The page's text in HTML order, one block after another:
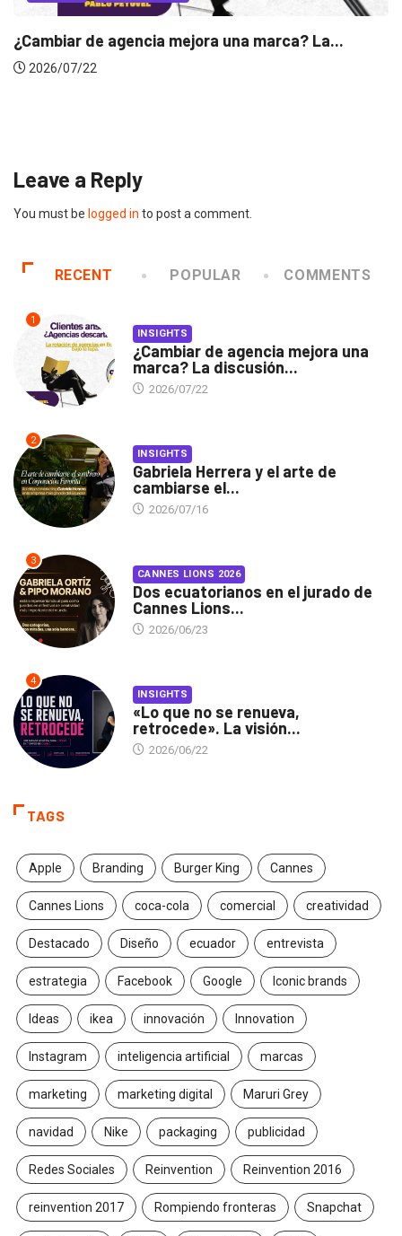
INSIGHTS
Leave a Reply
You must be logged in to post a comment.
RECENT POPULAR COMMENTS
1
INSIGHTS
¿Cambiar de agencia mejora una
marca? La discusión...
2026/07/22
2
INSIGHTS
Gabriela Herrera y el arte de
cambiarse el...
2026/07/16
3
CANNES LIONS 2026
Dos ecuatorianos en el jurado de
Cannes Lions...
2026/06/23
4
INSIGHTS
«Lo que no se renueva,
retrocede». La visión...
2026/06/22
TAGS
Apple Branding Burger King Cannes
Cannes Lions coca-cola comercial creatividad
Destacado Diseño ecuador entrevista
estrategia Facebook Google Iconic brands
Ideas ikea innovación Innovation
Instagram inteligencia artificial marcas
marketing marketing digital Maruri Grey
navidad Nike packaging publicidad
Redes Sociales Reinvention Reinvention 2016
reinvention 2017 Rompiendo fronteras Snapchat